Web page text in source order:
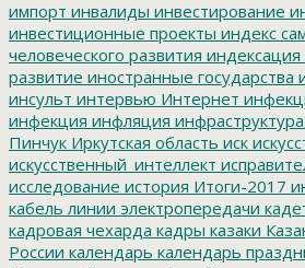
импорт инвалиды инвестирование
инвестиционные проекты индекс
человеческого развития индексация
развитие иностранные государства
инсульт интервью Интернет
инфекция инфляция инфраструктура
Пинчук Иркутская область иск
искусственный_интеллект
исследование история Итоги-2017
кабель линии электропередачи
кадровая чехарда кадры казаки
России календарь календарь